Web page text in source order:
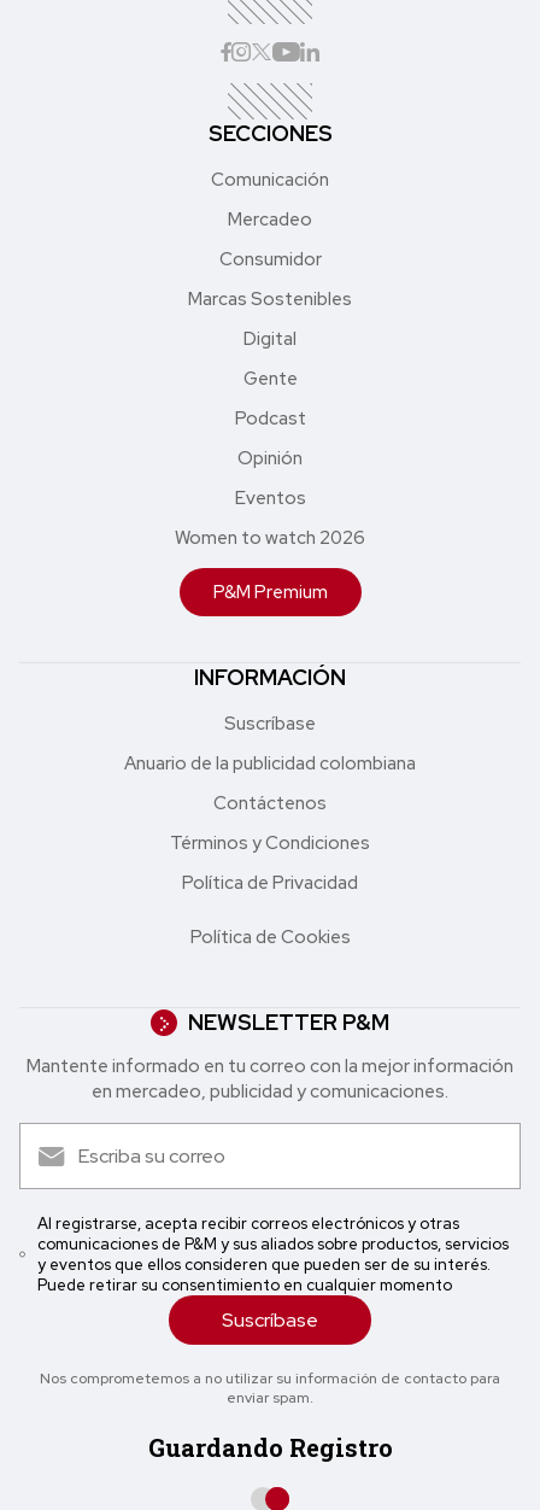
SECCIONES
Comunicación
Mercadeo
Consumidor
Marcas Sostenibles
Digital
Gente
Podcast
Opinión
Eventos
Women to watch 2026
P&M Premium
INFORMACIÓN
Suscríbase
Anuario de la publicidad colombiana
Contáctenos
Términos y Condiciones
Política de Privacidad
Política de Cookies
NEWSLETTER P&M
Mantente informado en tu correo con la mejor in formación
en mercadeo, publicidad y comunicaciones.
Al registrarse, acepta recibir correos electrónicos y otras
comunicaciones de P&M y sus aliados sobre productos, servicios
y eventos que ellos consideren que pueden ser de su interés.
Puede retirar su consentimiento en cualquier momento
Suscríbase
Nos comprometemos a no utilizar su información de contacto para
enviar spam.
Guardando Registro